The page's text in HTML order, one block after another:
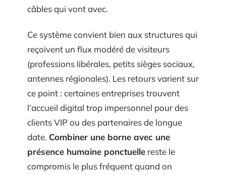
câbles qui vont avec.
Ce système convient bien aux structures qui
reçoivent un flux modéré de visiteurs
(professions libérales, petits sièges sociaux,
antennes régionales). Les retours varient sur
ce point : certaines entreprises trouvent
l’accueil digital trop impersonnel pour des
clients VIP ou des partenaires de longue
date. Combiner une borne avec une
présence humaine ponctuelle reste le
compromis le plus fréquent quand on